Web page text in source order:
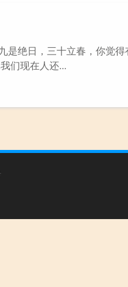
是绝日，三十立春，你觉
们现在人还...